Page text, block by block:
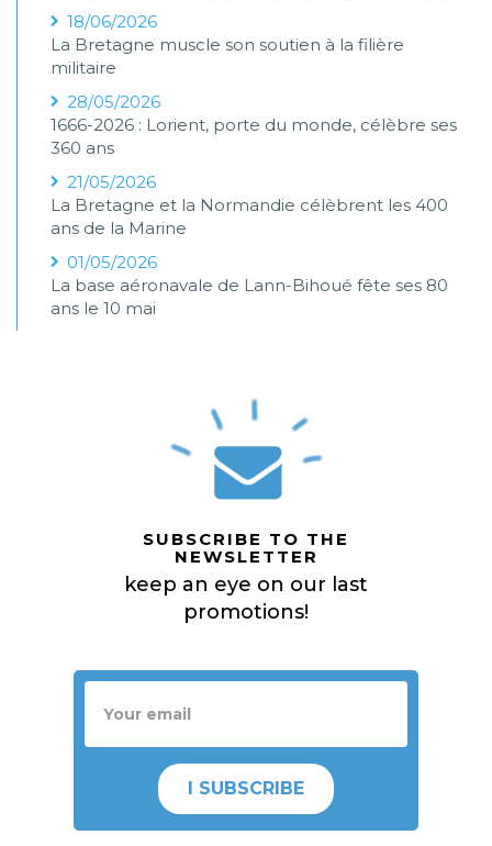
18/06/2026
La Bretagne muscle son soutien à la filière
militaire
28/05/2026
1666-2026 : Lorient, porte du monde, célèbre ses
360 ans
21/05/2026
La Bretagne et la Normandie célèbrent les 400
ans de la Marine
01/05/2026
La base aéronavale de Lann-Bihoué fête ses 80
ans le 10 mai
SUBSCRIBE TO THE
NEWSLETTER
keep an eye on our last
promotions!
I SUBSCRIBE